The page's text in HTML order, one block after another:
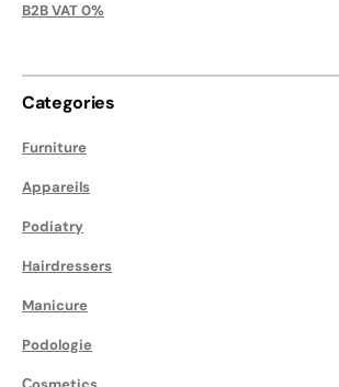
B2B VAT 0%
Categories
Furniture
Appareils
Podiatry
Hairdressers
Manicure
Podologie